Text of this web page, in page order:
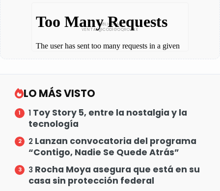
LO MÁS VISTO
1 Toy Story 5, entre la nostalgia y la
tecnología
2 Lanzan convocatoria del programa
“Contigo, Nadie Se Quede Atrás”
3 Rocha Moya asegura que está en su
casa sin protección federal